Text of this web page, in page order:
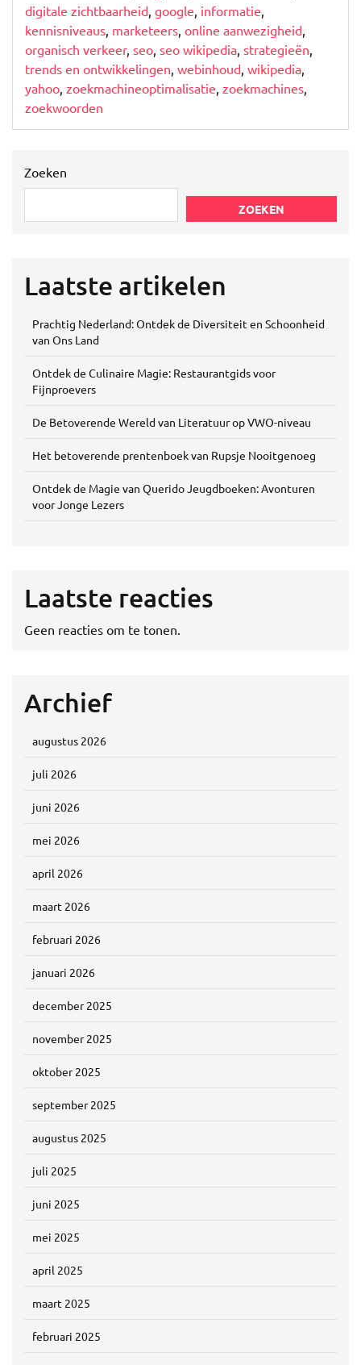
digitale zichtbaarheid, google, informatie,
kennisniveaus, marketeers, online aanwezigheid,
organisch verkeer, seo, seo wikipedia, strategieën,
trends en ontwikkelingen, webinhoud, wikipedia,
yahoo, zoekmachineoptimalisatie, zoekmachines,
zoekwoorden
Zoeken
ZOEKEN
Laatste artikelen
Prachtig Nederland: Ontdek de Diversiteit en Schoonheid
van Ons Land
Ontdek de Culinaire Magie: Restaurantgids voor
Fijnproevers
De Betoverende Wereld van Literatuur op VWO-niveau
Het betoverende prentenboek van Rupsje Nooitgenoeg
Ontdek de Magie van Querido Jeugdboeken: Avonturen
voor Jonge Lezers
Laatste reacties
Geen reacties om te tonen.
Archief
augustus 2026
juli 2026
juni 2026
mei 2026
april 2026
maart 2026
februari 2026
januari 2026
december 2025
november 2025
oktober 2025
september 2025
augustus 2025
juli 2025
juni 2025
mei 2025
april 2025
maart 2025
februari 2025